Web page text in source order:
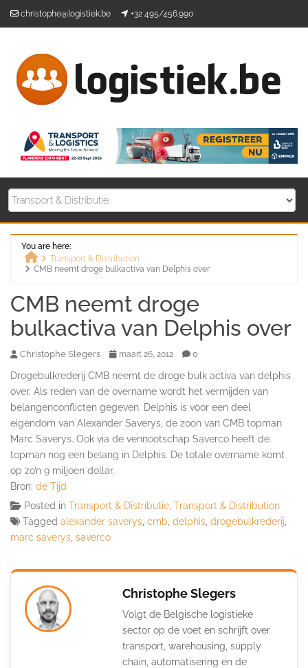
christophe@logistiek.be +32 495/456.990
You are here:
Home
Transport & Distribution
CMB neemt droge bulkactiva van Delphis over
CMB neemt droge
bulkactiva van Delphis over
Christophe Slegers maart 26, 2012 0
Drogebulkrederij CMB neemt de droge bulk activa van delphis
over. Als reden van de overname wordt het vermijden van
belangenconflicten gegeven. Delphis is voor een deel
eigendom van Alexander Saverys, de zoon van CMB topman
Marc Saverys. Ook via de vennootschap Saverco heeft de
topman nog een belang in Delphis. De totale overname komt
op zo’n 9 miljoen dollar.
Bron: de Tijd
Posted in Transport & Distributie Transport & Distribution
Tagged alexander saverys cmb delphis drogebulkrederij
marc saverys saverco
Christophe Slegers
Volgt de Belgische logistieke
sector op de voet en schrijft over
transport, warehousing, supply
chain, automatisering en de